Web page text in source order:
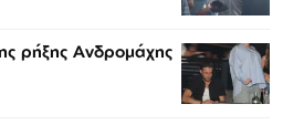
ρήξης Ανδρομάχης